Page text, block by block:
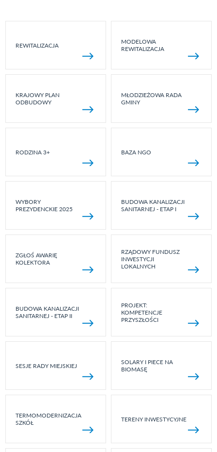
REWITALIZACJA
MODELOWA
REWITALIZACJA
KRAJOWY PLAN
ODBUDOWY
MŁODZIEŻOWA RADA
GMINY
RODZINA 3+ BAZA NGO
WYBORY
PREZYDENCKIE 2025
BUDOWA KANALIZACJI
SANITARNEJ - ETAP I
ZGŁOŚ AWARIĘ
KOLEKTORA
RZĄDOWY FUNDUSZ
INWESTYCJI
LOKALNYCH
BUDOWA KANALIZACJI
SANITARNEJ - ETAP II
PROJEKT:
KOMPETENCJE
PRZYSZŁOŚCI
SESJE RADY MIEJSKIEJ
SOLARY I PIECE NA
BIOMASĘ
TERMOMODERNIZACJA
SZKÓŁ
TERENY INWESTYCYJNE